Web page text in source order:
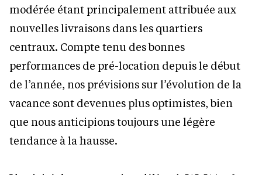
modérée étant principalement attribuée aux
nouvelles livraisons dans les quartiers
centraux. Compte tenu des bonnes
performances de pré-location depuis le début
de l’année, nos prévisions sur l’évolution de la
vacance sont devenues plus optimistes, bien
que nous anticipions toujours une légère
tendance à la hausse.